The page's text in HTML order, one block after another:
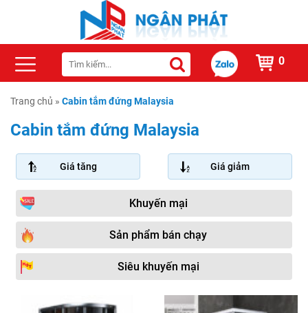
0
Trang chủ » Cabin tắm đứng Malaysia
Cabin tắm đứng Malaysia
Giá tăng Giá giảm
Khuyến mại
Sản phẩm bán chạy
Siêu khuyến mại